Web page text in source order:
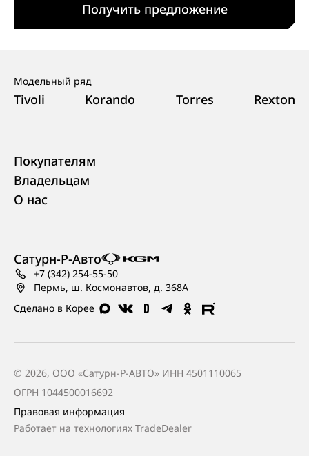
Получить предложение
Сделано в Корее
Сатурн-Р-Авто
+7 (342) 254-55-50
Пермь, ш. Космонавтов, д. 368А
Модельный ряд
Tivoli Korando Torres Rexton
Покупателям
Владельцам
О нас
© 2026, ООО «Сатурн-Р-АВТО» ИНН 4501110065
ОГРН 1044500016692
Правовая информация
Работает на технологиях TradeDealer